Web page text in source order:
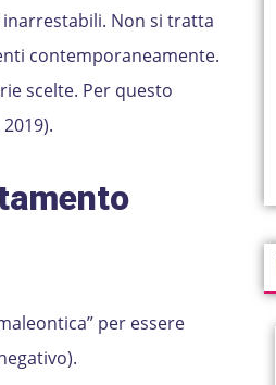
Non si tratta
contemporaneamente.
scelte. Per questo
per essere